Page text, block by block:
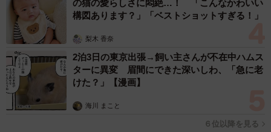
の猫の愛らしさに悶絶…！ 「こんなかわいい
構図あります？」「ベストショットすぎる！」
梨木 香奈
2泊3日の東京出張→飼い主さんが不在中ハムス
ターに異変 眉間にできた深いしわ、「急に老
けた？」【漫画】
海川 まこと
６位以降を見る